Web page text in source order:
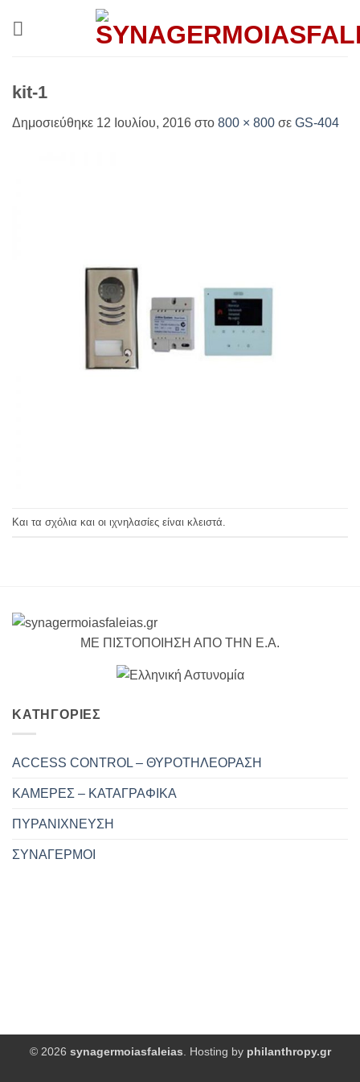
kit-1
Δημοσιεύθηκε 12 Ιουλίου, 2016 στο 800 × 800 σε GS-404
Και τα σχόλια και οι ιχνηλασίες είναι κλειστά.
ΜΕ ΠΙΣΤΟΠΟΙΗΣΗ ΑΠΟ ΤΗΝ Ε.Α.
ΚΑΤΗΓΟΡΙΕΣ
ACCESS CONTROL – ΘΥΡΟΤΗΛΕΟΡΑΣΗ
ΚΑΜΕΡΕΣ – ΚΑΤΑΓΡΑΦΙΚΑ
ΠΥΡΑΝΙΧΝΕΥΣΗ
ΣΥΝΑΓΕΡΜΟΙ
© 2026 synagermoiasfaleias . Hosting by philanthropy.gr